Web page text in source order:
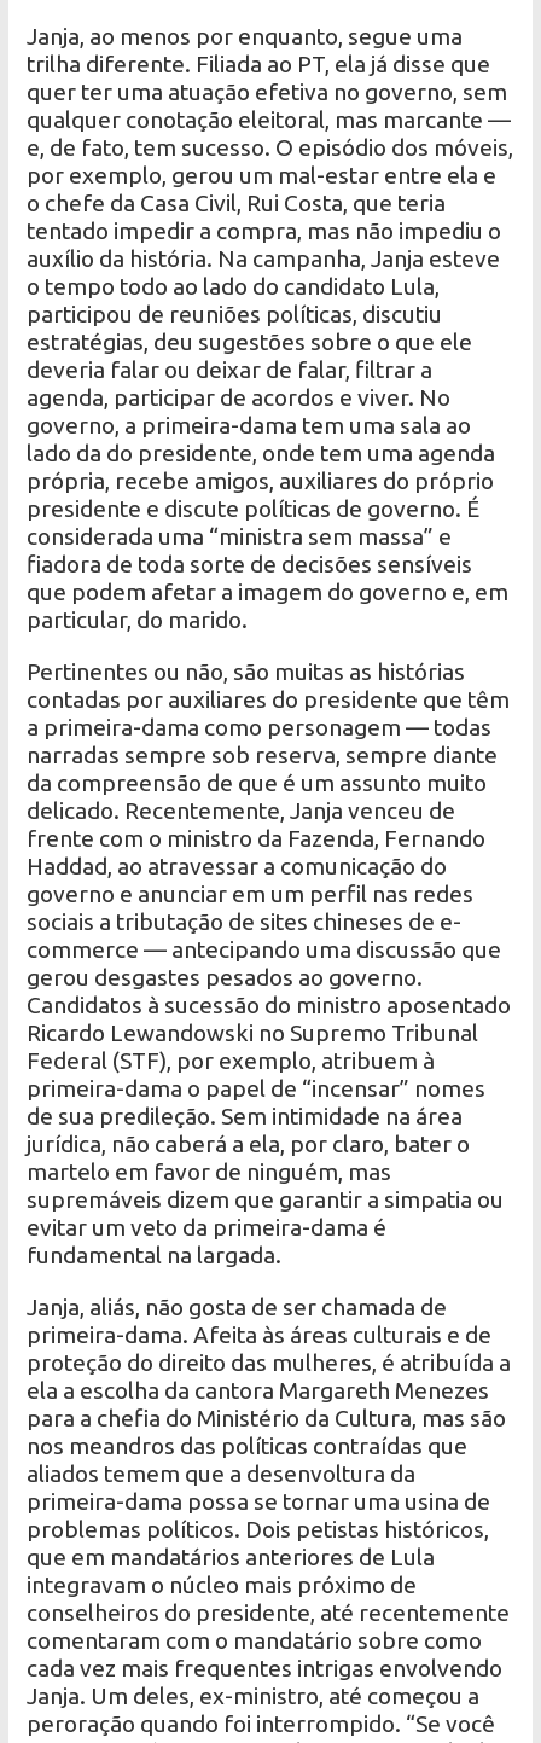
Janja, ao menos por enquanto, segue uma
trilha diferente. Filiada ao PT, ela já disse que
quer ter uma atuação efetiva no governo, sem
qualquer conotação eleitoral, mas marcante —
e, de fato, tem sucesso. O episódio dos móveis,
por exemplo, gerou um mal-estar entre ela e
o chefe da Casa Civil, Rui Costa, que teria
tentado impedir a compra, mas não impediu o
auxílio da história. Na campanha, Janja esteve
o tempo todo ao lado do candidato Lula,
participou de reuniões políticas, discutiu
estratégias, deu sugestões sobre o que ele
deveria falar ou deixar de falar, filtrar a
agenda, participar de acordos e viver. No
governo, a primeira-dama tem uma sala ao
lado da do presidente, onde tem uma agenda
própria, recebe amigos, auxiliares do próprio
presidente e discute políticas de governo. É
considerada uma “ministra sem massa” e
fiadora de toda sorte de decisões sensíveis
que podem afetar a imagem do governo e, em
particular, do marido.
Pertinentes ou não, são muitas as histórias
contadas por auxiliares do presidente que têm
a primeira-dama como personagem — todas
narradas sempre sob reserva, sempre diante
da compreensão de que é um assunto muito
delicado. Recentemente, Janja venceu de
frente com o ministro da Fazenda, Fernando
Haddad, ao atravessar a comunicação do
governo e anunciar em um perfil nas redes
sociais a tributação de sites chineses de e-
commerce — antecipando uma discussão que
gerou desgastes pesados ​​ao governo.
Candidatos à sucessão do ministro aposentado
Ricardo Lewandowski no Supremo Tribunal
Federal (STF), por exemplo, atribuem à
primeira-dama o papel de “incensar” nomes
de sua predileção. Sem intimidade na área
jurídica, não caberá a ela, por claro, bater o
martelo em favor de ninguém, mas
supremáveis ​​dizem que garantir a simpatia ou
evitar um veto da primeira-dama é
fundamental na largada.
Janja, aliás, não gosta de ser chamada de
primeira-dama. Afeita às áreas culturais e de
proteção do direito das mulheres, é atribuída a
ela a escolha da cantora Margareth Menezes
para a chefia do Ministério da Cultura, mas são
nos meandros das políticas contraídas que
aliados temem que a desenvoltura da
primeira-dama possa se tornar uma usina de
problemas políticos. Dois petistas históricos,
que em mandatários anteriores de Lula
integravam o núcleo mais próximo de
conselheiros do presidente, até recentemente
comentaram com o mandatário sobre como
cada vez mais frequentes intrigas envolvendo
Janja. Um deles, ex-ministro, até começou a
peroração quando foi interrompido. “Se você